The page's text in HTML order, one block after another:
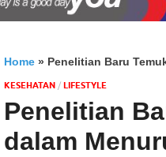
Home » Penelitian Baru
KESEHATAN / ‎LIFESTYLE
Penelitian
dalam